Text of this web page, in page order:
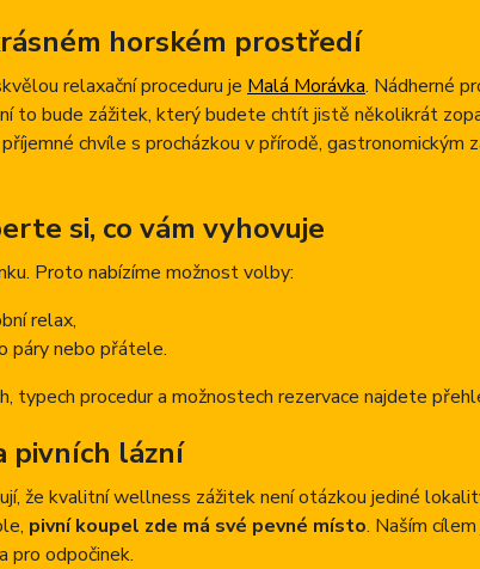
horském prostředí
relaxační proceduru je Malá Morávka. Nádherné
to bude zážitek, který budete chtít jistě několikrát
chvíle s procházkou v přírodě, gastronomickým
si, co vám vyhovuje
Proto nabízíme možnost volby:
relax,
páry nebo přátele.
typech procedur a možnostech rezervace najdete
pivních lázní
že kvalitní wellness zážitek není otázkou jediné
pivní koupel zde má své pevné místo. Naším
pro odpočinek.